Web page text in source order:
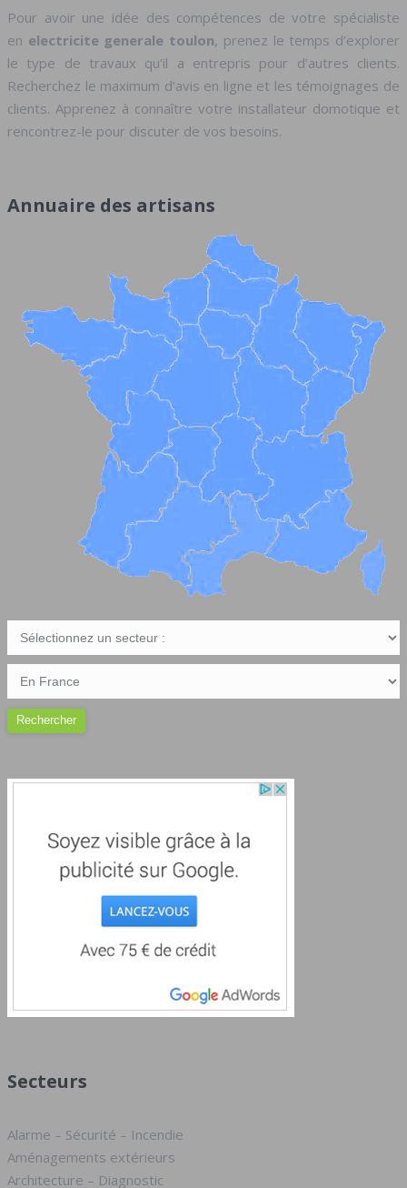
Pour avoir une idée des compétences de votre spécialiste
en electricite generale toulon, prenez le temps d’explorer
le type de travaux qu’il a entrepris pour d’autres clients.
Recherchez le maximum d’avis en ligne et les témoignages de
clients. Apprenez à connaître votre installateur domotique et
rencontrez-le pour discuter de vos besoins.
Annuaire des artisans
Secteurs
Alarme – Sécurité – Incendie
Aménagements extérieurs
Architecture – Diagnostic